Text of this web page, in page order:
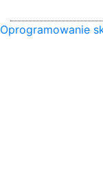
Oprogramowanie